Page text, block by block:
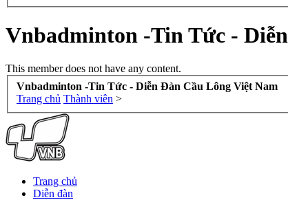
Vnbadminton -Tin Tức -
This member does not have any content.
Vnbadminton -Tin Tức - Diễn Đàn Cầu Lông Việt Nam
Trang chủ Thành viên >
Trang chủ
Diễn đàn